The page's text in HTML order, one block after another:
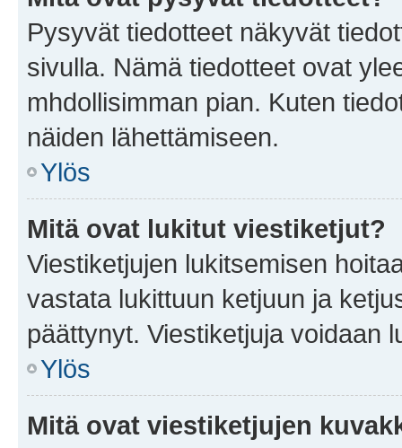
Pysyvät tiedotteet näkyvät
sivulla. Nämä tiedotteet ovat
mhdollisimman pian. Kuten
näiden lähettämiseen.
Ylös
Mitä ovat lukitut viestiketjut?
Viestiketjujen lukitsemisen
vastata lukittuun ketjuun ja
päättynyt. Viestiketjuja voidaan
Ylös
Mitä ovat viestiketjujen